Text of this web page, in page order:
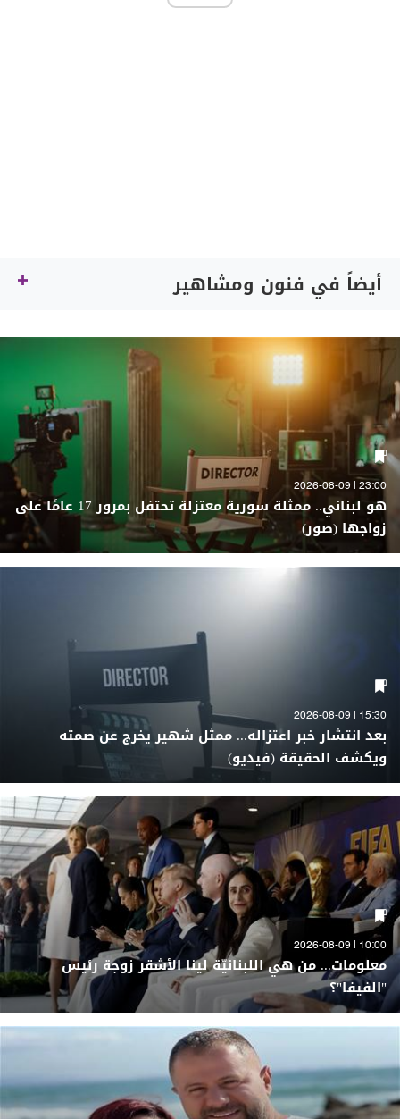
أيضاً في فنون ومشاهير
23:00 | 2026-08-09
هو لبناني.. ممثلة سورية معتزلة تحتفل بمرور 17 عامًا على
زواجها (صور)
15:30 | 2026-08-09
بعد انتشار خبر اعتزاله... ممثل شهير يخرج عن صمته
ويكشف الحقيقة (فيديو)
10:00 | 2026-08-09
معلومات... من هي اللبنانيّة لينا الأشقر زوجة رئيس
"الفيفا"؟